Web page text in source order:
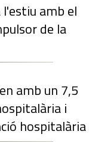
amb el
de la
amb un 7,5
i
hospitalària